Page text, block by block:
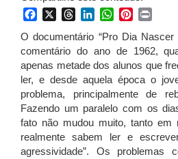
FacebookThreadsLinkedInWhatsApp
Pinterest
O documentário “Pro Dia
comentário do ano de 1962,
apenas metade dos alunos que
ler, e desde aquela época o
problema, principalmente de
Fazendo um paralelo com os
fato não mudou muito, tanto em
realmente sabem ler e
agressividade”. Os problemas